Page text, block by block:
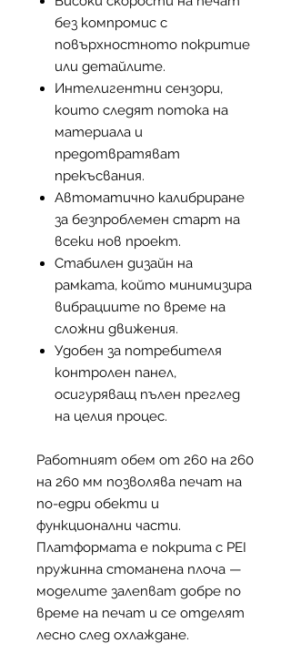
без компромис с
повърхностното покритие
или детайлите.
Интелигентни сензори,
които следят потока на
материала и
предотвратяват
прекъсвания.
Автоматично калибриране
за безпроблемен старт на
всеки нов проект.
Стабилен дизайн на
рамката, който минимизира
вибрациите по време на
сложни движения.
Удобен за потребителя
контролен панел,
осигуряващ пълен преглед
на целия процес.
Работният обем от 260 на 260
на 260 мм позволява печат на
по-едри обекти и
функционални части.
Платформата е покрита с PEI
пружинна стоманена плоча —
моделите залепват добре по
време на печат и се отделят
лесно след охлаждане.